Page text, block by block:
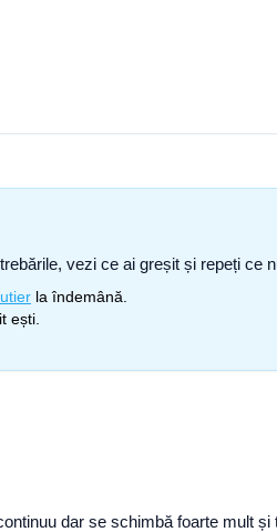
vezi ce ai greșit și repeți
la îndemână.
ești.
dar se schimbă foarte mult